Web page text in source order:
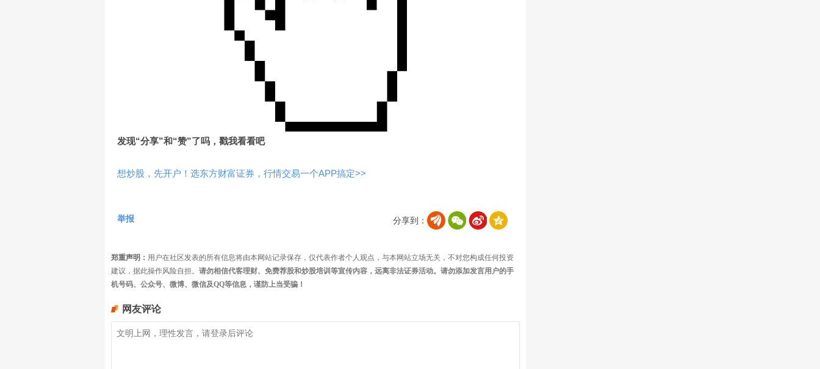
发现“分享”和“赞”了吗，戳我看看吧
想炒股，先开户！选东方财富证券，行情交易一个APP搞定>>
分享到：
举报
郑重声明： 用户在社区发表的所有信息将由本网站记录保存，仅代表作者个人观点，与本网站立场无关，不对您构成任何投资
建议，据此操作风险自担。 请勿相信代客理财、免费荐股和炒股培训等宣传内容，远离非法证券活动。请勿添加发言用户的手
机号码、公众号、微博、微信及QQ等信息，谨防上当受骗！
网友评论